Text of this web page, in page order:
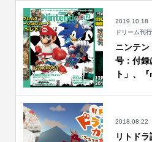
2019.10.18
ドリーム刊
ニンテ
号：付録
ト」、
2018.08.22
リトド